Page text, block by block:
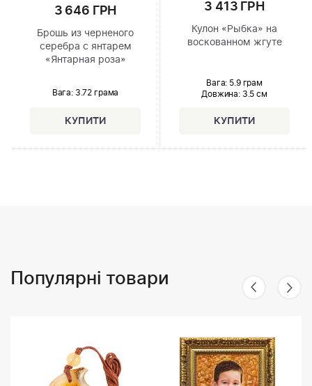
3 646 ГРН
Брошь из черненого
серебра с янтарем
«Янтарная роза»
Вага: 3.72 грама
3 413 ГРН
Кулон «Рыбка» на
воскованном жгуте
Вага: 5.9 грам
Довжина:3.5 см
Популярні товари